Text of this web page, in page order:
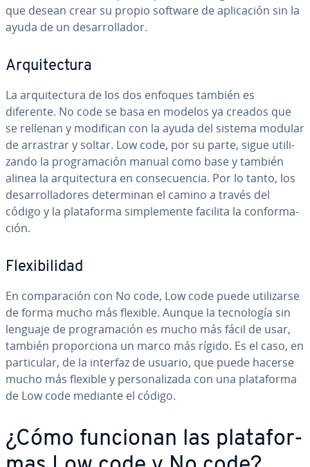
que desean crear su propio software de apli­ca­ción sin la
ayuda de un de­sa­rro­lla­dor.
Ar­qui­te­c­tu­ra
La ar­qui­te­c­tu­ra de los dos enfoques también es
diferente. No code se basa en modelos ya creados que
se rellenan y modifican con la ayuda del sistema modular
de arrastrar y soltar. Low code, por su parte, sigue uti­li­
za­n­do la pro­gra­ma­ción manual como base y también
alinea la ar­qui­te­c­tu­ra en co­n­se­cue­n­cia. Por lo tanto, los
de­sa­rro­lla­do­res de­te­r­mi­nan el camino a través del
código y la pla­ta­fo­r­ma si­m­ple­me­n­te facilita la co­n­fo­r­ma­
ción.
Fle­xi­bi­li­dad
En co­m­pa­ra­ción con No code, Low code puede uti­li­zar­se
de forma mucho más flexible. Aunque la te­c­no­lo­gía sin
lenguaje de pro­gra­ma­ción es mucho más fácil de usar,
también pro­po­r­cio­na un marco más rígido. Es el caso, en
pa­r­ti­cu­lar, de la interfaz de usuario, que puede hacerse
mucho más flexible y pe­r­so­na­li­za­da con una pla­ta­fo­r­ma
de Low code mediante el código.
¿Cómo funcionan las pla­ta­fo­r­